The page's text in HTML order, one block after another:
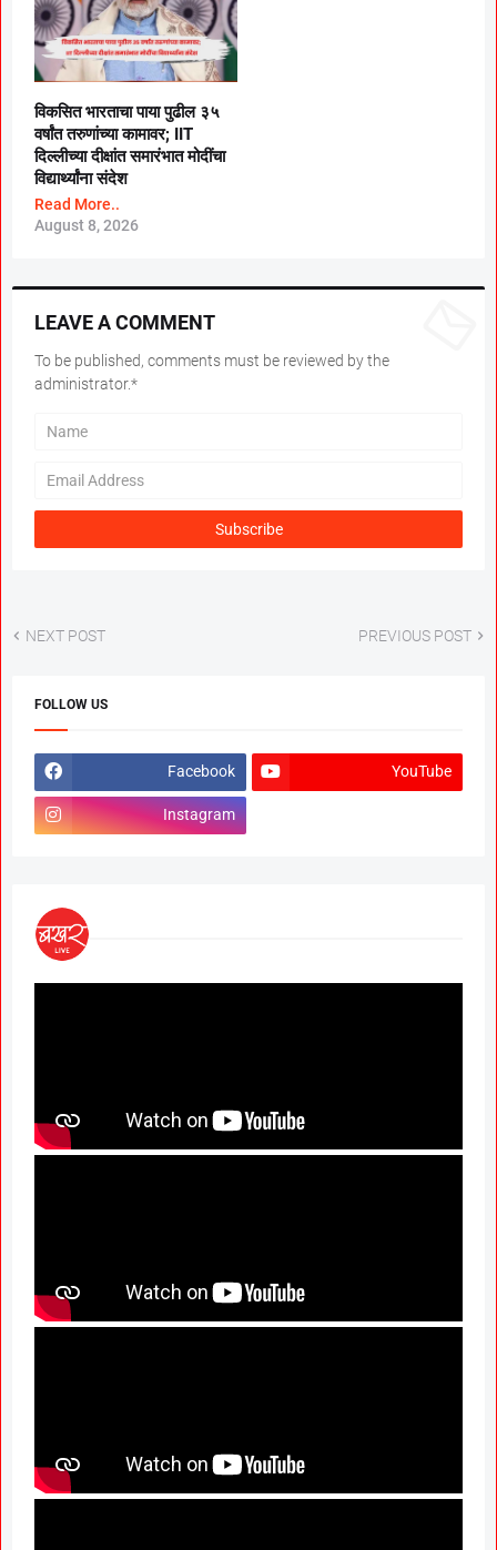
विकसित भारताचा पाया पुढील ३५
वर्षांत तरुणांच्या कामावर; IIT
दिल्लीच्या दीक्षांत समारंभात मोदींचा
विद्यार्थ्यांना संदेश
Read More..
August 8, 2026
LEAVE A COMMENT
To be published, comments must be reviewed by the
administrator.*
NEXT POST PREVIOUS POST
FOLLOW US
Facebook YouTube
Instagram